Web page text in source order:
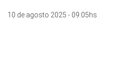
10 de agosto 2025 - 09:05hs